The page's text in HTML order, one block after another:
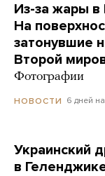
Из-за жары
На
затонувшие
Второй
Фотографии
НОВОСТИ 6 дней
Украинский
в